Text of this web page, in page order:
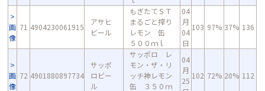
画
像
71 4904230061915
アサヒ
ビール
もぎたてＳＴ
まるごと搾り
レモン 缶
５００ｍｌ
04
月
04
日
103 97% 37% 136
画
像
72 4901880897734
サッポ
ロビー
ル
サッポロ レ
モン・ザ・リ
ッチ神レモン
缶 ３５０ｍ
04
月
25
102 72% 20% 112